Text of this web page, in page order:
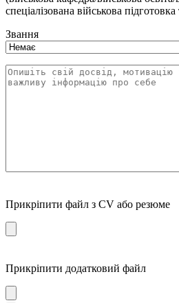
спеціалізована військова
Звання
Прикріпити файл з CV або резюме
Прикріпити додатковий файл